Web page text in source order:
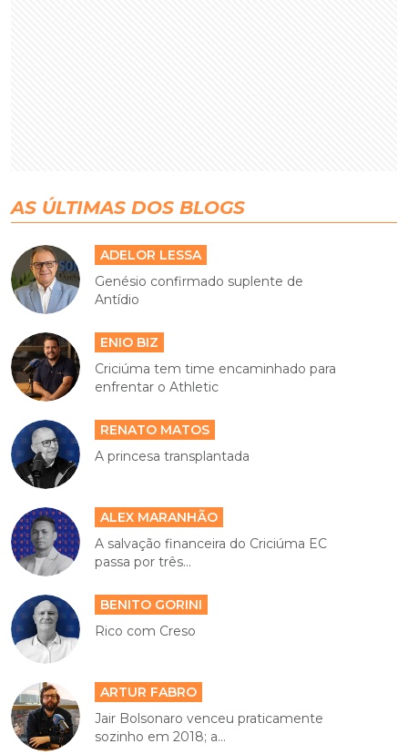
AS ÚLTIMAS DOS BLOGS
ADELOR LESSA
Genésio confirmado suplente de
Antídio
ENIO BIZ
Criciúma tem time encaminhado para
enfrentar o Athletic
RENATO MATOS
A princesa transplantada
ALEX MARANHÃO
A salvação financeira do Criciúma EC
passa por três...
BENITO GORINI
Rico com Creso
ARTUR FABRO
Jair Bolsonaro venceu praticamente
sozinho em 2018; a...